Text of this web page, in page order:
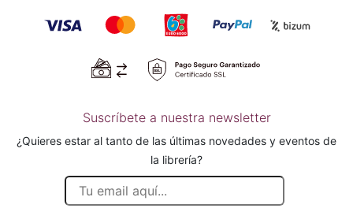
Suscríbete a nuestra newsletter
¿Quieres estar al tanto de las últimas novedades y eventos de
la librería?